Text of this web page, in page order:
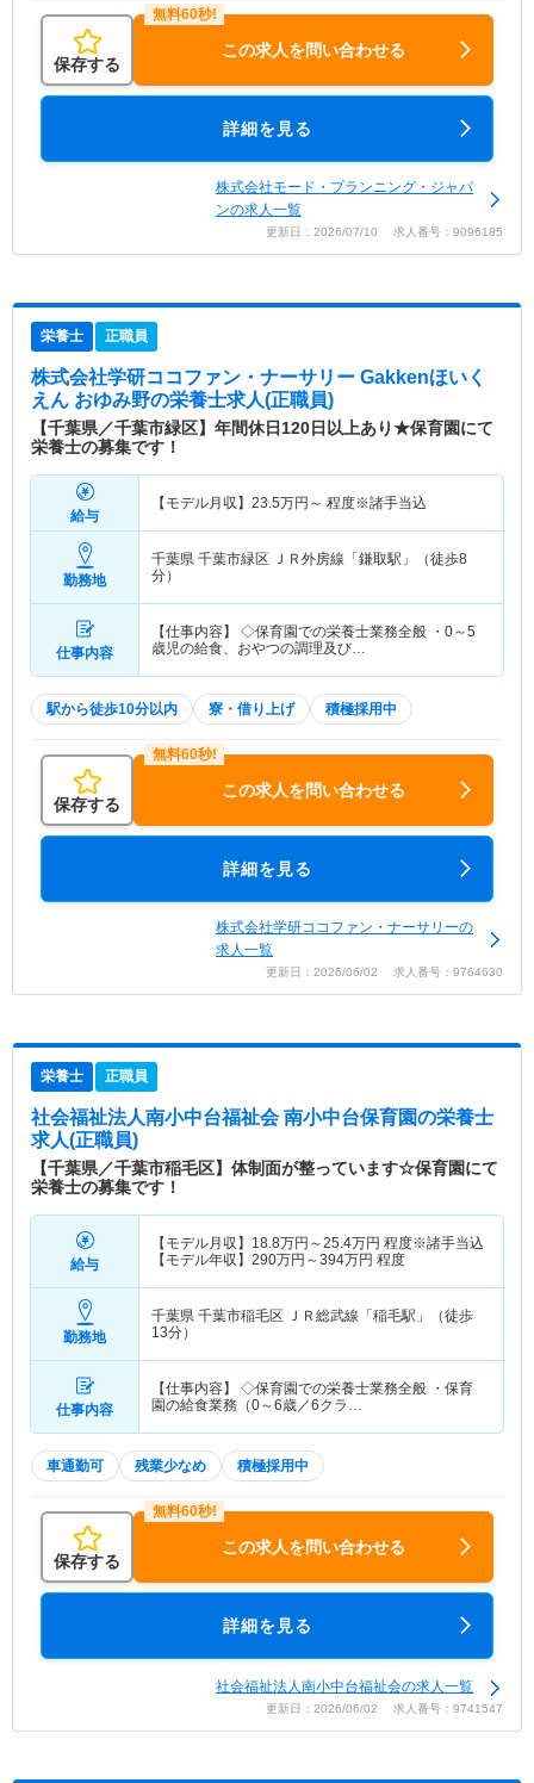
保存する
この求人を問い合わせる
詳細を見る
株式会社モード・プランニング・ジャパ
ンの求人一覧
更新日：2026/07/10 求人番号：9096185
栄養士 正職員
株式会社学研ココファン・ナーサリー Gakkenほいく
えん おゆみ野の栄養士求人(正職員)
【千葉県／千葉市緑区】年間休日120日以上あり★保育園にて
栄養士の募集です！
給与
【モデル月収】 23.5万円～ 程度※諸手当込
勤務地
千葉県 千葉市緑区 ＪＲ外房線「鎌取駅」（徒歩8
分）
仕事内容
【仕事内容】 ◇保育園での栄養士業務全般 ・0～5
歳児の給食、おやつの調理及び…
駅から徒歩10分以内 寮・借り上げ 積極採用中
保存する
この求人を問い合わせる
詳細を見る
株式会社学研ココファン・ナーサリーの
求人一覧
更新日：2026/06/02 求人番号：9764630
栄養士 正職員
社会福祉法人南小中台福祉会 南小中台保育園の栄養士
求人(正職員)
【千葉県／千葉市稲毛区】体制面が整っています☆保育園にて
栄養士の募集です！
給与
【モデル月収】 18.8万円～25.4万円 程度※諸手当込
【モデル年収】 290万円～394万円 程度
勤務地
千葉県 千葉市稲毛区 ＪＲ総武線「稲毛駅」（徒歩
13分）
仕事内容
【仕事内容】 ◇保育園での栄養士業務全般 ・保育
園の給食業務（0～6歳／6クラ…
車通勤可 残業少なめ 積極採用中
保存する
この求人を問い合わせる
詳細を見る
社会福祉法人南小中台福祉会の求人一覧
更新日：2026/06/02 求人番号：9741547